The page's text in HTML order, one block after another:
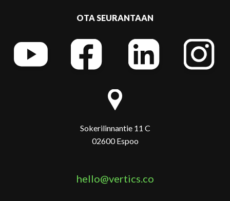
OTA SEURANTAAN
Sokerilinnantie 11 C
02600 Espoo
hello@vertics.co